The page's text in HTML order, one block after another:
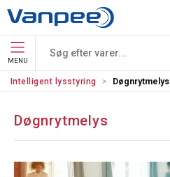
MENU
Intelligent lysstyring Døgnrytmelys
Døgnrytmelys